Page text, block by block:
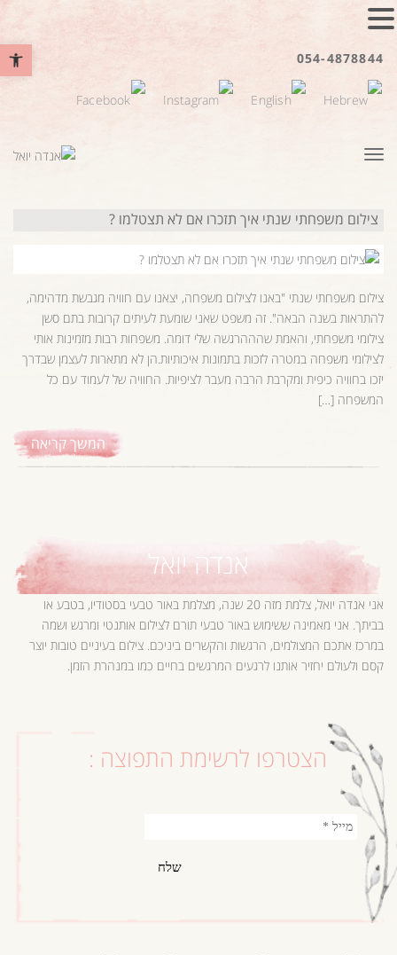
פתח סרגל 054-4878844
תפריט
צילום משפחתי שנתי איך תזכרו אם לא תצטלמו ?
צילום משפחתי שנתי "באנו לצילום משפחה, יצאנו עם חוויה מגבשת מדהימה,
להתראות בשנה הבאה". זה משפט שאני שומעת לעיתים קרובות בתם סשן
צילומי משפחתי, והאמת שהההרגשה שלי דומה. משפחות רבות מזמינות אותי
לצילומי משפחה במטרה לזכות בתמונות איכותיות.הן לא מתארות לעצמן שבדרך
יזכו בחוויה כיפית ומקרבת הרבה מעבר לציפיות. החוויה של לעמוד עם כל
המשפחה […]
המשך קריאה
אנדה יואל
אני אנדה יואל, צלמת מזה 20 שנה, מצלמת באור טבעי בסטודיו, בטבע או
בביתך. אני מאמינה ששימוש באור טבעי תורם לצילום אותנטי ומרגש ושמה
במרכז אתכם המצולמים, הרגשות והקשרים ביניכם. צילום בעיניים טובות יוצר
קסם ולעולם יחזיר אותנו לרגעים המרגשים בחיים כמו במנהרת הזמן.
הצטרפו לרשימת התפוצה :